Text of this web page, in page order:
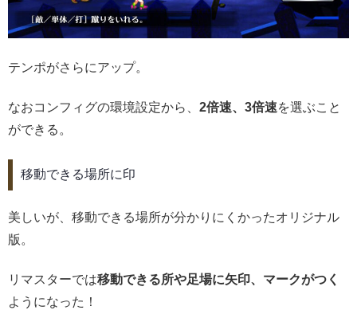
テンポがさらにアップ。
なおコンフィグの環境設定から、 2倍速、3倍速を選ぶこと
ができる。
移動できる場所に印
美しいが、移動できる場所が分かりにくかったオリジナル
版。
リマスターでは移動できる所や足場に矢印、マークがつく
ようになった！